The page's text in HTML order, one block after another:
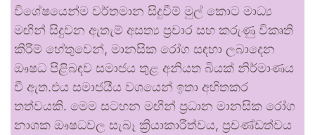
විශේෂයෙන්ම වර්තමාන සිදුවීම් මුල් කොට මාධ්‍ය
මඟින් සිදුවන ඇතැම් අසත්‍ය ප්‍රචාර සහ කරුණු විකෘති
කිරීම් හේතුවෙන්, මානසික රෝග සඳහා ලබාදෙන
ඖෂධ පිළිබඳව සමාජය තුළ අනියත බියක් නිර්මාණය
වී ඇත.එය සමාජයීය වශයෙන් ඉතා අහිතකර
තත්වයකි. මෙම සටහන මඟින් ප්‍රධාන මානසික රෝග
නාශක ඖෂධවල සැබෑ ක්‍රියාකාරීත්වය, ප්‍රචණ්ඩත්වය